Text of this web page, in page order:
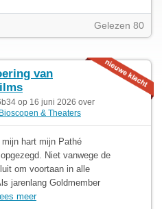
Gelezen 80
van
op 16 juni 2026 over
Bioscopen & Theaters
hart mijn Pathé
Niet vanwege de
om voortaan in alle
jarenlang Goldmember
meer